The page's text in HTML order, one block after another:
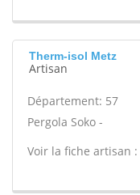
Therm-isol Metz
Artisan
Département: 57
Pergola Soko -
Voir la fiche artisan :